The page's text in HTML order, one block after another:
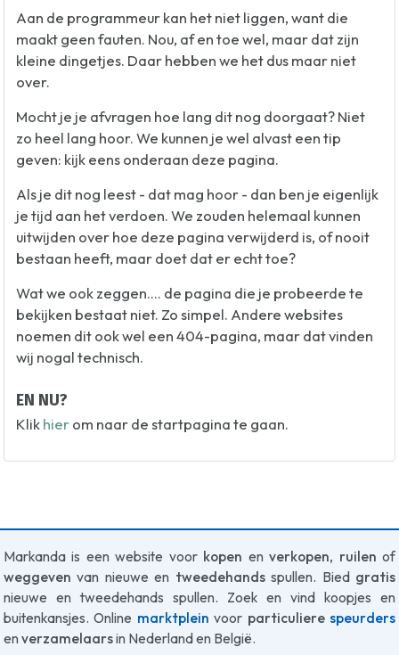
Aan de programmeur kan het niet liggen, want die
maakt geen fauten. Nou, af en toe wel, maar dat zijn
kleine dingetjes. Daar hebben we het dus maar niet
over.
Mocht je je afvragen hoe lang dit nog doorgaat? Niet
zo heel lang hoor. We kunnen je wel alvast een tip
geven: kijk eens onderaan deze pagina.
Als je dit nog leest - dat mag hoor - dan ben je eigenlijk
je tijd aan het verdoen. We zouden helemaal kunnen
uitwijden over hoe deze pagina verwijderd is, of nooit
bestaan heeft, maar doet dat er echt toe?
Wat we ook zeggen.... de pagina die je probeerde te
bekijken bestaat niet. Zo simpel. Andere websites
noemen dit ook wel een 404-pagina, maar dat vinden
wij nogal technisch.
EN NU?
Klik hier om naar de startpagina te gaan.
Markanda is een website voor kopen enverkopen, ruilen of
weggeven van nieuwe en tweedehandsspullen. Bied gratis
nieuwe en tweedehands spullen. Zoek en vind koopjes en
buitenkansjes. Online marktplein voor particulierespeurders
en verzamelaarsin Nederland en België.